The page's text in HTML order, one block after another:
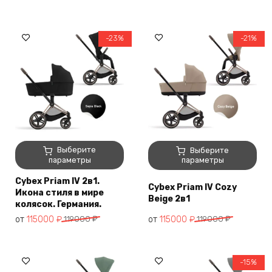
на
странице
товара.
Выберите
параметры
Этот
товар
имеет
несколько
вариаций.
Опции
можно
странице
-23%
Cybex Priam IV 2в1.
Икона стиля в мире
колясок. Германия.
от
119000₽
115000 ₽
Выберите
параметры
Этот
товар
имеет
несколько
можно
странице
-21%
Cybex Priam IV Cozy
Beige 2в1
от 119000₽
115000 ₽
-15%